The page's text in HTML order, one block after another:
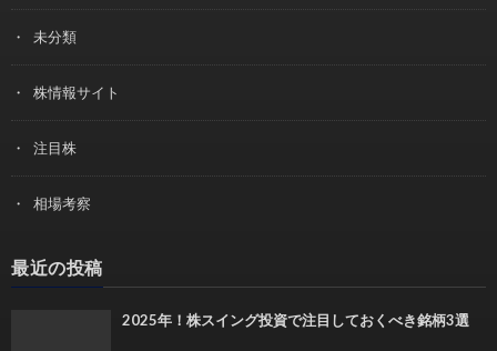
未分類
株情報サイト
注目株
相場考察
最近の投稿
2025年！株スイング投資で注目しておくべき銘柄3選